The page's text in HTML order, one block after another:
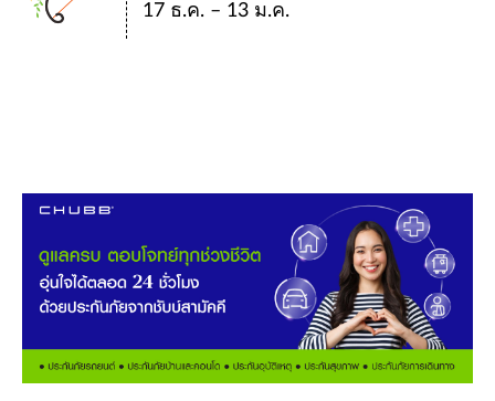
17 ธ.ค. – 13 ม.ค.